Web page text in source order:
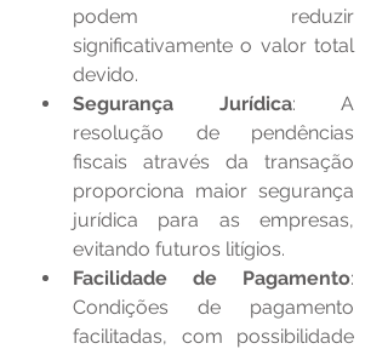
podem reduzir
significativamente o valor total
devido.
Segurança Jurídica: A
resolução de pendências
fiscais através da transação
proporciona maior segurança
jurídica para as empresas,
evitando futuros litígios.
Facilidade de Pagamento:
Condições de pagamento
facilitadas, com possibilidade